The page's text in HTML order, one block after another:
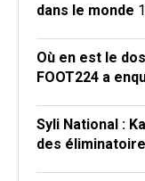
dans le monde
Où en est le
FOOT224 a
Syli National :
des